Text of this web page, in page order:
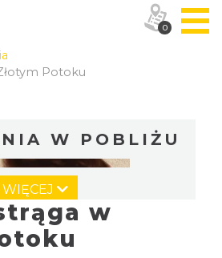
Potoku
W POBLIŻU
WIĘCEJ
w
0